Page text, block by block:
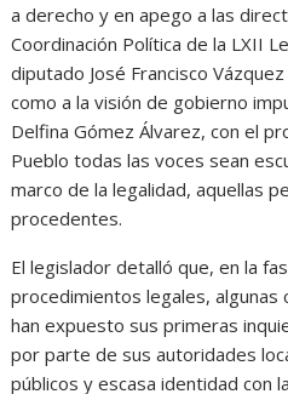
a derecho y en apego a las
Coordinación Política de la LXII
diputado José Francisco
como a la visión de gobierno
Delfina Gómez Álvarez, con el
Pueblo todas las voces sean
marco de la legalidad, aquellas
procedentes.
El legislador detalló que, en la
procedimientos legales, algunas
han expuesto sus primeras
por parte de sus autoridades
públicos y escasa identidad con